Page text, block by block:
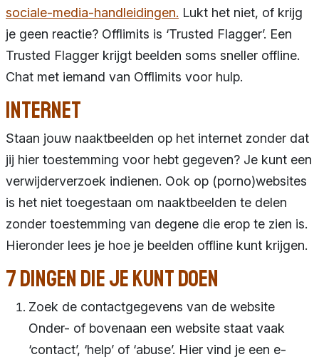
sociale-media-handleidingen. Lukt het niet, of krijg
je geen reactie? Offlimits is ‘Trusted Flagger’. Een
Trusted Flagger krijgt beelden soms sneller offline.
Chat met iemand van Offlimits voor hulp.
Internet
Staan jouw naaktbeelden op het internet zonder dat
jij hier toestemming voor hebt gegeven? Je kunt een
verwijderverzoek indienen. Ook op (porno)websites
is het niet toegestaan om naaktbeelden te delen
zonder toestemming van degene die erop te zien is.
Hieronder lees je hoe je beelden offline kunt krijgen.
7 dingen die je kunt doen
Zoek de contactgegevens van de website
Onder- of bovenaan een website staat vaak
‘contact’, ‘help’ of ‘abuse’. Hier vind je een e-